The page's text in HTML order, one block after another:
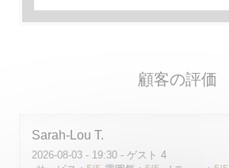
顧客の評価
Sarah-Lou T
2026-08-03 - 19:30 - ゲスト 4